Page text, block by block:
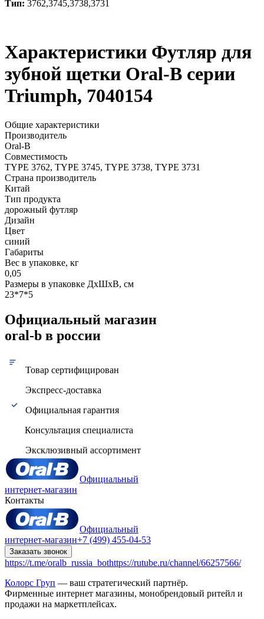
Тип: 3762,3745,3738,3731
Характеристики Футляр для
зубной щетки Oral-B серии
Triumph, 7040154
Общие характеристики
Производитель
Oral-B
Совместимость
TYPE 3762, TYPE 3745, TYPE 3738, TYPE 3731
Страна производитель
Китай
Тип продукта
дорожный футляр
Дизайн
Цвет
синий
Габариты
Вес в упаковке, кг
0,05
Размеры в упаковке ДxШxВ, см
23*7*5
Официальный магазин
oral-b в россии
Товар сертифицирован
Экспресс-доставка
Официальная гарантия
Консультация специалиста
Эксклюзивный ассортимент
Официальный
интернет-магазин
Контакты
Официальный
интернет-магазин+7 (499) 455-04-53
Заказать звонок
https://t.me/oralb_russia_bothttps://rutube.ru/channel/66257566/
Колорс Груп — ваш стратегический партнёр.
Фирменные интернет магазины, монобрендовый ритейл и
продажи на маркетплейсах.